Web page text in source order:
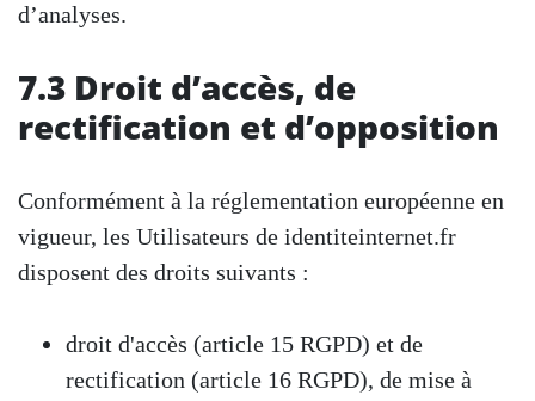
d’analyses.
7.3 Droit d’accès, de
rectification et d’opposition
Conformément à la réglementation européenne en
vigueur, les Utilisateurs de identiteinternet.fr
disposent des droits suivants :
droit d'accès (article 15 RGPD) et de
rectification (article 16 RGPD), de mise à